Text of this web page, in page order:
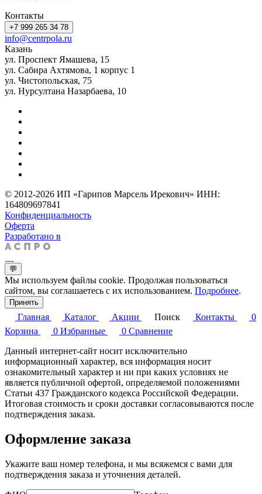
Контакты
+7 999 265 34 78
info@centrpola.ru
Казань
ул. Проспект Ямашева, 15
ул. Сабира Ахтямова, 1 корпус 1
ул. Чистопольская, 75
ул. Нурсултана Назарбаева, 10
© 2012-2026 ИП «Гарипов Марсель Ирекович» ИНН:
164809697841
Конфиденциальность
Оферта
Разработано в
💬
Мы используем файлы cookie. Продолжая пользоваться
сайтом, вы соглашаетесь с их использованием. Подробнее.
Принять
Главная Каталог Акции Поиск Контакты
0
Корзина
0 Избранные 0 Сравнение
Данный интернет-сайт носит исключительно
информационный характер, вся информация носит
ознакомительный характер и ни при каких условиях не
является публичной офертой, определяемой положениями
Статьи 437 Гражданского кодекса Российской Федерации.
Итоговая стоимость и сроки доставки согласовываются после
подтверждения заказа.
Оформление заказа
Укажите ваш номер телефона, и мы всяжемся с вами для
подтверждения заказа и уточнения деталей.